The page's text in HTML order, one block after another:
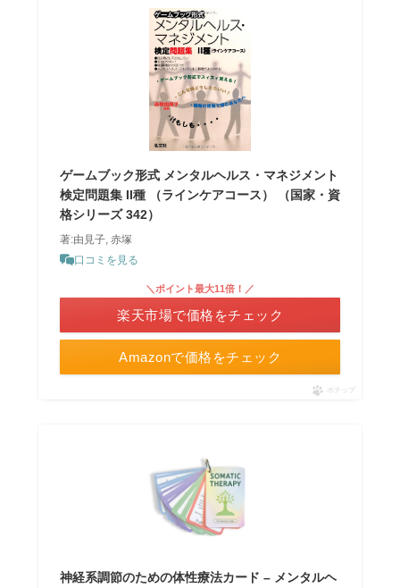
ゲームブック形式 メンタルヘルス・マネジメント
検定問題集 II種 （ラインケアコース） （国家・資
格シリーズ 342）
著:由見子, 赤塚
口コミを見る
Amazonで価格をチェック
＼ポイント最大11倍！／
楽天市場で価格をチェック
ポチップ
神経系調節のための体性療法カード – メンタルヘ